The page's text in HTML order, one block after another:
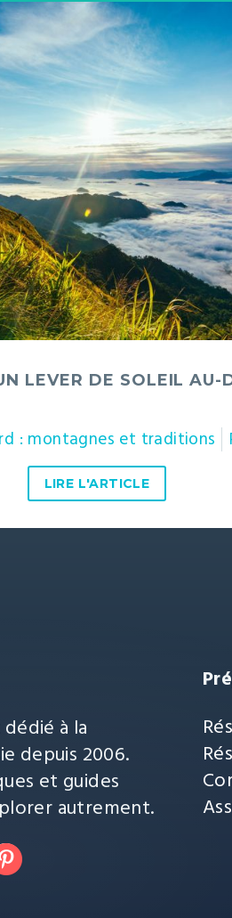
LEVER DE SOLEIL AU-
: montagnes et traditions
LIRE L'ARTICLE
à la
depuis 2006.
et guides
autrement.